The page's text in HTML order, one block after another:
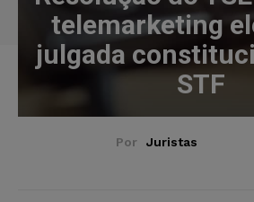
telemarketing
julgada
STF
Por Juristas